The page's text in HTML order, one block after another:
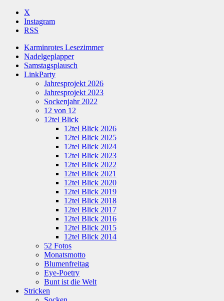
X
Instagram
RSS
Karminrotes Lesezimmer
Nadelgeplapper
Samstagsplausch
LinkParty
Jahresprojekt 2026
Jahresprojekt 2023
Sockenjahr 2022
12 von 12
12tel Blick
12tel Blick 2026
12tel Blick 2025
12tel Blick 2024
12tel Blick 2023
12tel Blick 2022
12tel Blick 2021
12tel Blick 2020
12tel Blick 2019
12tel Blick 2018
12tel Blick 2017
12tel Blick 2016
12tel Blick 2015
12tel Blick 2014
52 Fotos
Monatsmotto
Blumenfreitag
Eye-Poetry
Bunt ist die Welt
Stricken